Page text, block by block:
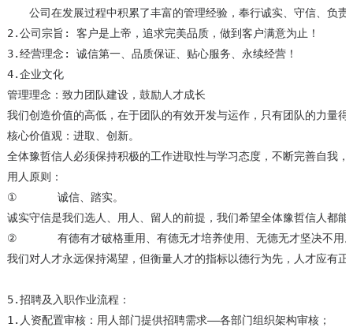
公司在发展过程中积累了丰富的管理经验，奉行诚实、守信、负责
2.公司宗旨: 客户是上帝，追求完美品质，做到客户满意为止！
3.经营理念: 诚信第一、品质保证、贴心服务、永续经营！
4.企业文化
管理理念：致力团队建设，鼓励人才成长
我们创造价值的高低，在于团队的有效开发与运作，只有团队的力量
核心价值观：进取、创新。
全体豫哲信人必须保持积极的工作进取性与学习态度，不断完善自我
用人原则：
①	诚信、踏实。
诚实守信是我们选人、用人、留人的前提，我们希望全体豫哲信人都
②	有德有才破格重用、有德无才培养使用、无德无才坚决不用。
我们对人才永远保持渴望，但衡量人才的指标以德行为先，人才应有
5.招聘及入职作业流程：
1.人资配置审核：用人部门提供招聘需求——各部门组织架构审核；